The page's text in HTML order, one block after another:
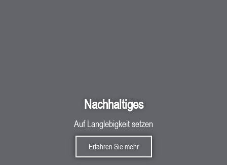
Nachhaltiges
Auf Langlebigkeit setzen
Erfahren Sie mehr